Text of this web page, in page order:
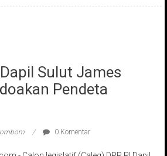
Sulut James
Pendeta
0 Komentar